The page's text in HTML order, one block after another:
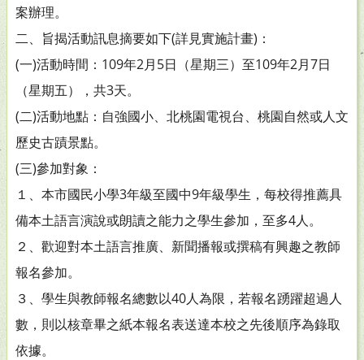
案辦理。
二、旨揭活動訊息摘要如下(詳見實施計畫)：
(一)活動時間：109年2月5日（星期三）至109年2月7日
（星期五），共3天。
(二)活動地點：自強國小、北桃園電視台、桃園自然或人文
歷史古蹟景點。
(三)參加對象：
１、本市國民小學3年級至國中9年級學生，每校得推薦具
備本土語言演說或朗讀之能力之學生參加，至多4人。
２、歡迎對本土語言推廣、新聞播報或撰稿有興趣之教師
報名參加。
３、學生與教師報名總數以40人為限，若報名踴躍超過人
數，則以核章畢之紙本報名表送達本校之先後順序為錄取
依據。